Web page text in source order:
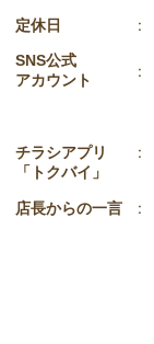
定休日 :
SNS公式
アカウント
:
チラシアプリ
「トクバイ」
:
店長からの一言 :